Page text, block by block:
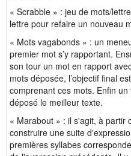
« Scrabble » : jeu de mots/
lettre pour refaire un nouveau
« Mots vagabonds » : un
premier mot s’y rapportant.
son tour un mot en rapport
mots déposée, l’objectif final
comprenant ces mots. Enfin
déposé le meilleur texte.
« Marabout » : il s'agit, à partir
construire une suite
premières syllabes